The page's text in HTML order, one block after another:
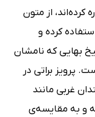
کرده‌اند، از متون
کرده و
بهایی که نامشان
پرویز براتی در
غربی مانند
و به مقایسه‌ی